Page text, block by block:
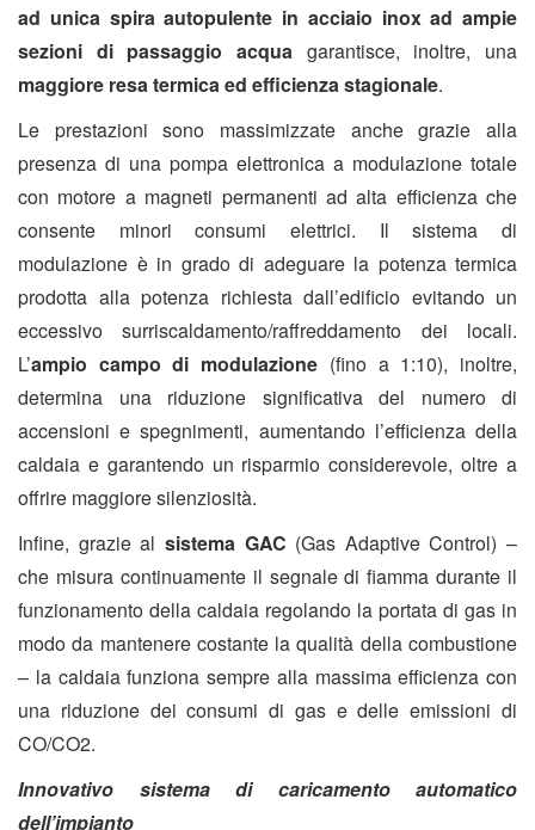
ad unica spira autopulente in acciaio inox ad ampie
sezioni di passaggio acqua garantisce, inoltre, una
maggiore resa termica ed efficienza stagionale.
Le prestazioni sono massimizzate anche grazie alla
presenza di una pompa elettronica a modulazione totale
con motore a magneti permanenti ad alta efficienza che
consente minori consumi elettrici. Il sistema di
modulazione è in grado di adeguare la potenza termica
prodotta alla potenza richiesta dall’edificio evitando un
eccessivo surriscaldamento/raffreddamento dei locali.
L’ampio campo di modulazione (fino a 1:10), inoltre,
determina una riduzione significativa del numero di
accensioni e spegnimenti, aumentando l’efficienza della
caldaia e garantendo un risparmio considerevole, oltre a
offrire maggiore silenziosità.
Infine, grazie al sistema GAC (Gas Adaptive Control) –
che misura continuamente il segnale di fiamma durante il
funzionamento della caldaia regolando la portata di gas in
modo da mantenere costante la qualità della combustione
– la caldaia funziona sempre alla massima efficienza con
una riduzione dei consumi di gas e delle emissioni di
CO/CO2.
Innovativo sistema di caricamento automatico
dell’impianto